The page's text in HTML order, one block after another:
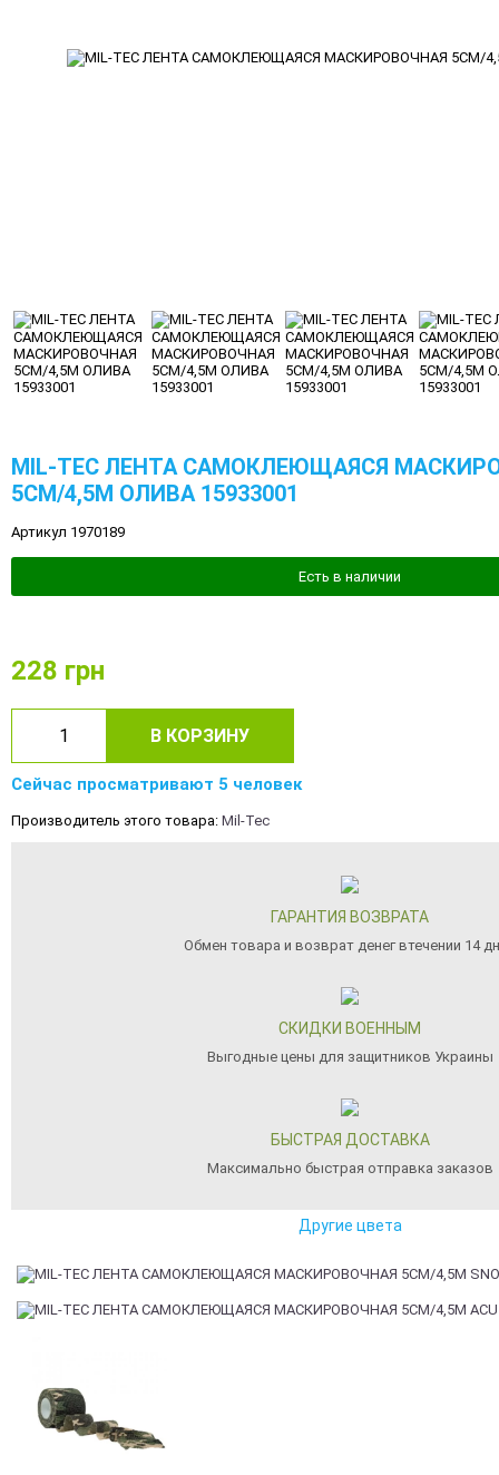
MIL-TEC ЛЕНТА САМОКЛЕЮЩАЯСЯ
5СМ/4,5М ОЛИВА 15933001
Артикул 1970189
Есть в наличии
228 грн
В КОРЗИНУ
Сейчас просматривают 5 человек
Производитель этого товара: Mil-Tec
ГАРАНТИЯ ВОЗВРАТА
Обмен товара и возврат денег втечении 14
СКИДКИ ВОЕННЫМ
Выгодные цены для защитников Украины
БЫСТРАЯ ДОСТАВКА
Максимально быстрая отправка заказов
Другие цвета